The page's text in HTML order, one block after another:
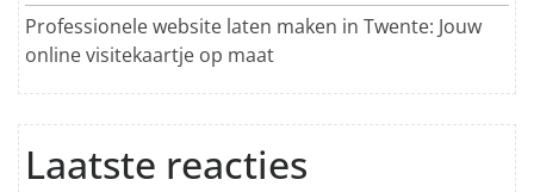
Professionele website laten maken in Twente: Jouw
online visitekaartje op maat
Laatste reacties